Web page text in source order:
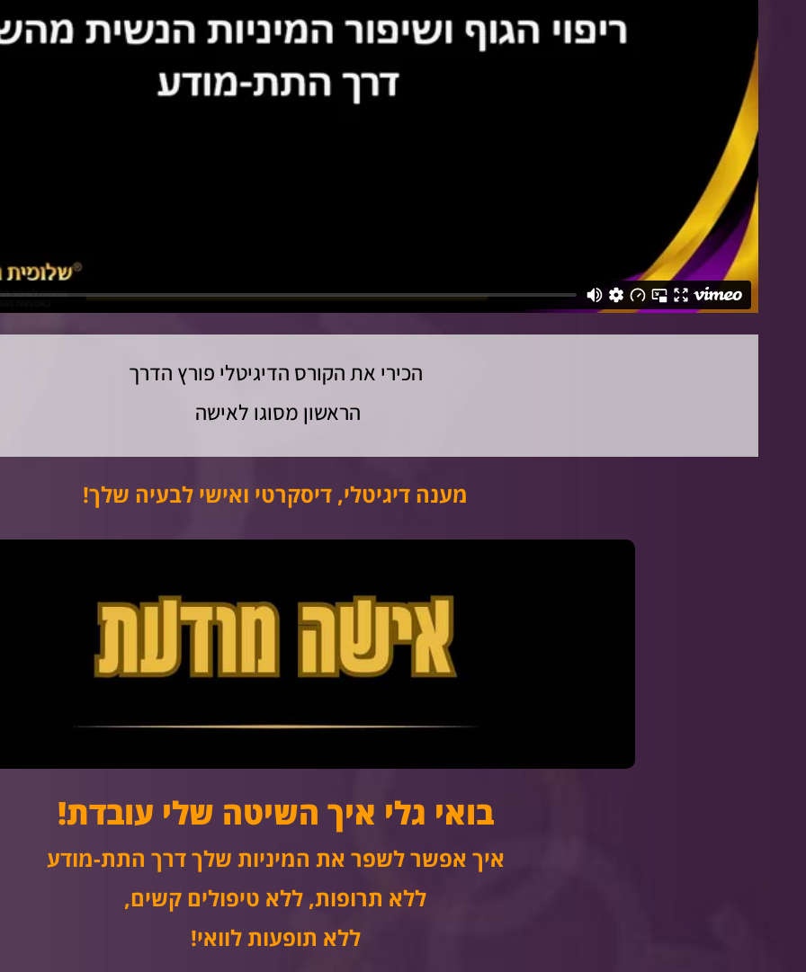
הכירי את הקורס הדיגיטלי פורץ הדרך
הראשון מסוגו לאישה
מענה דיגיטלי, דיסקרטי ואישי לבעיה שלך!
בואי גלי איך השיטה שלי עובדת!
איך אפשר לשפר את המיניות שלךדרך התת-מודע
ללא תרופות, ללא טיפולים קשים,
ללא תופעות לוואי!